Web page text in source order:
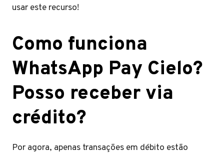
usar este recurso!
Como funciona
WhatsApp Pay Cielo?
Posso receber via
crédito?
Por agora, apenas transações em débito estão